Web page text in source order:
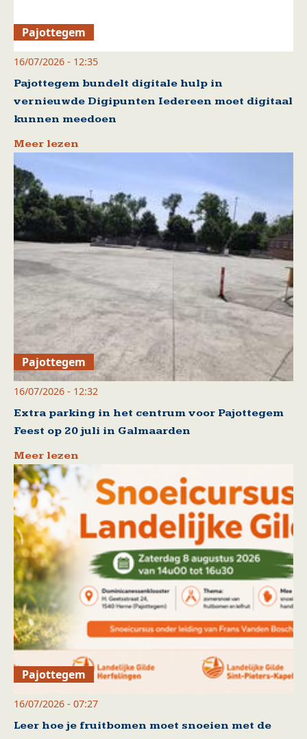
Pajottegem
16/07/2026 - 12:35
Pajottegem bundelt digitale hulp in
vernieuwde Digipunten Iedereen moet digitaal
kunnen meedoen
Meer lezen
Pajottegem
16/07/2026 - 12:32
Extra parking in het centrum voor Pajottegem
Feest op 20 juli in Galmaarden
Meer lezen
Pajottegem
16/07/2026 - 07:27
Leer hoe je fruitbomen moet snoeien met de